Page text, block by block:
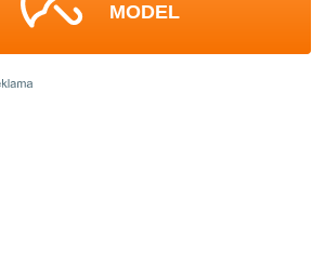
MODEL